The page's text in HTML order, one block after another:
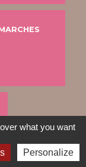
what you want
Personalize